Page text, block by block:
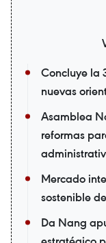
Concluye la
nuevas
Asamblea
reformas
Mercado
sostenible
Da Nang